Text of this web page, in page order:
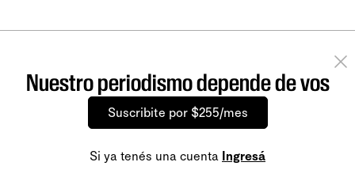
Nuestro periodismo depende de vos
Suscribite por $255/mes
Si ya tenés una cuenta Ingresá